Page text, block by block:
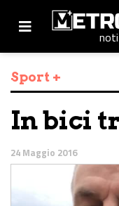
Sport +
In bici
24 Maggio 2016